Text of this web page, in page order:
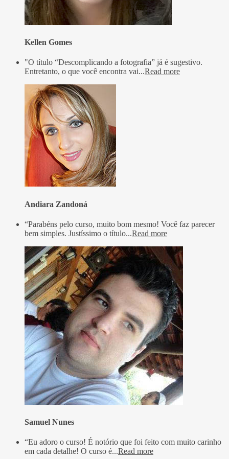
Kellen Gomes
"O título “Descomplicando a fotografia” já é sugestivo.
Entretanto, o que você encontra vai...Read more
Andiara Zandoná
“Parabéns pelo curso, muito bom mesmo! Você faz parecer
bem simples. Justíssimo o título...Read more
Samuel Nunes
“Eu adoro o curso! É notório que foi feito com muito carinho
em cada detalhe! O curso é...Read more